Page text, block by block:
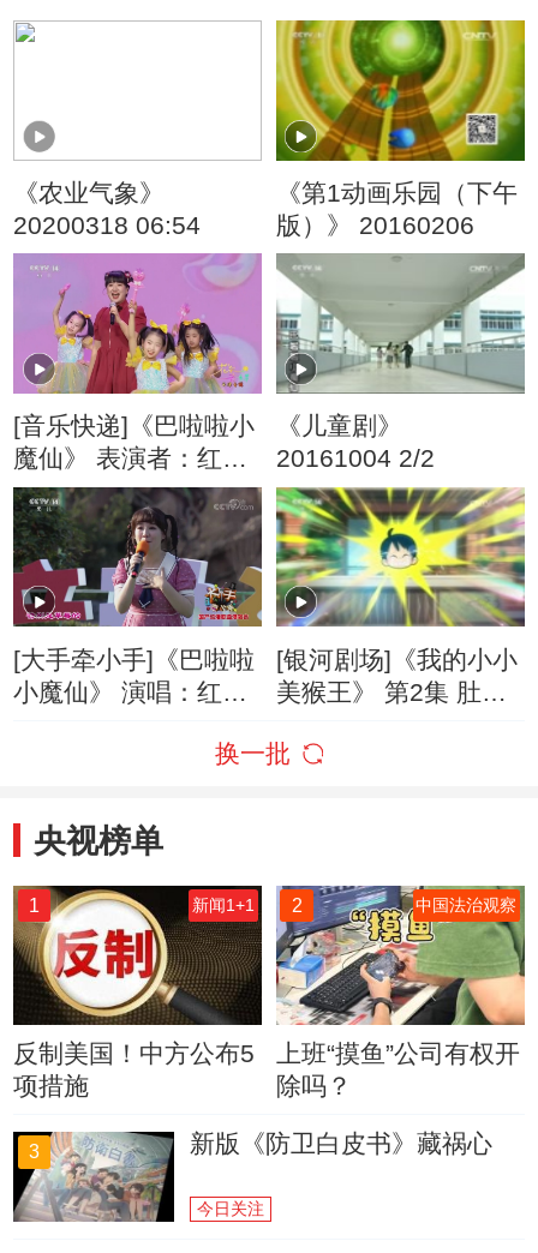
《农业气象》
20200318 06:54
《第1动画乐园（下午
版）》 20160206
[音乐快递]《巴啦啦小
魔仙》 表演者：红果
果
《儿童剧》
20161004 2/2
[大手牵小手]《巴啦啦
小魔仙》 演唱：红果
[银河剧场]《我的小小
美猴王》 第2集 肚子
换一批
央视榜单
1 新闻1+1
反制美国！中方公布5
项措施
2 中国法治观察
上班“摸鱼”公司有权开
除吗？
3 新版《防卫白皮书》藏祸心
今日关注